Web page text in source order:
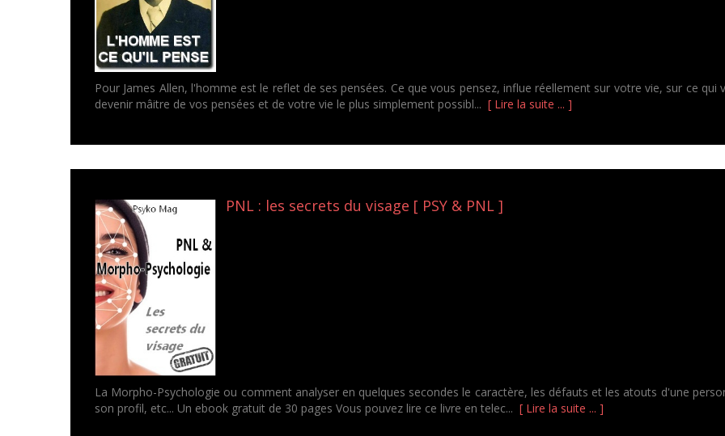
Pour James Allen, l'homme est le reflet de ses pensées. Ce que vous pensez, influe réellement sur votre vie, sur ce
devenir mâitre de vos pensées et de votre vie le plus simplement possibl... [ Lire la suite ... ]
PNL : les secrets du visage [ PSY & PNL ]
La Morpho-Psychologie ou comment analyser en quelques secondes le caractère, les défauts et les atouts d'une
son profil, etc... Un ebook gratuit de 30 pages Vous pouvez lire ce livre en telec... [ Lire la suite ... ]